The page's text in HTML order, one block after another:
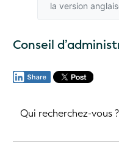
la version
Conseil